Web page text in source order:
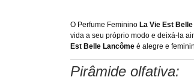
O Perfume Feminino La Vie Est
vida a seu próprio modo e deixá-la
Est Belle Lancôme é alegre e
Pirâmide olfativa: